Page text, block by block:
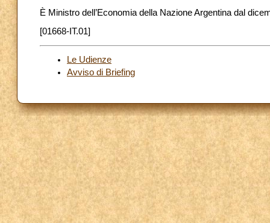
È Ministro dell’Economia della Nazione Argentina dal
[01668-IT.01]
Le Udienze
Avviso di Briefing